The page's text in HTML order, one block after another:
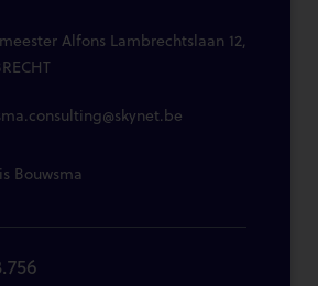
Alfons Lambrechtslaan 12,
Bouwsma